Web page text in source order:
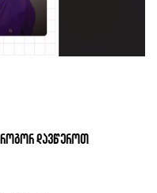
როგორ დავწეროთ